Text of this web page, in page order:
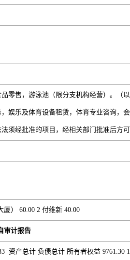
售，游泳池（限分支机构经营）。（
娱乐及体育设备租赁，体育专业咨询，
须经批准的项目，经相关部门批准后方可
） 60.00 2 付维新 40.00
审计报告
资产总计 负债总计 所有者权益 9761.30